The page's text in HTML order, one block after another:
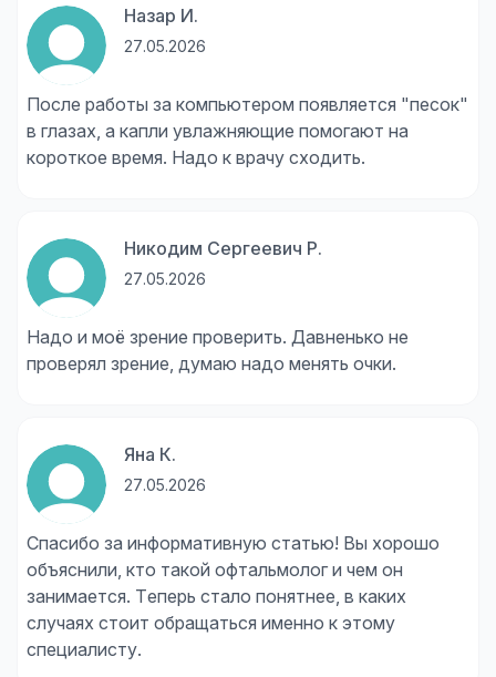
Назар И.
27.05.2026
После работы за компьютером появляется "песок"
в глазах, а капли увлажняющие помогают на
короткое время. Надо к врачу сходить.
Никодим Сергеевич Р.
27.05.2026
Надо и моё зрение проверить. Давненько не
проверял зрение, думаю надо менять очки.
Яна К.
27.05.2026
Спасибо за информативную статью! Вы хорошо
объяснили, кто такой офтальмолог и чем он
занимается. Теперь стало понятнее, в каких
случаях стоит обращаться именно к этому
специалисту.